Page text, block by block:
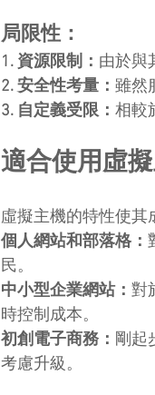
局限性：
1. 資源限制： 由於與
2. 安全性考量： 雖然
3. 自定義受限： 相較
適合使用虛
虛擬主機的特性使其
個人網站和部落格：
民。
中小型企業網站： 對
時控制成本。
初創電子商務： 剛起
考慮升級。